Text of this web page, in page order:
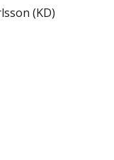
(KD)